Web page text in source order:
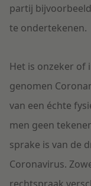
partij
te ondertekenen.
Het is onzeker of
genomen
van een échte
men geen
sprake is van de
Coronavirus.